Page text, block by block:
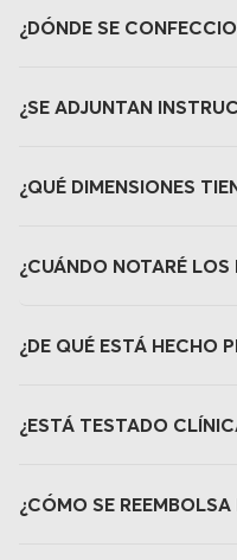
¿DÓNDE SE
¿SE ADJUNTAN
¿QUÉ DIMENSIONES
¿CUÁNDO NOTARÉ LOS
¿DE QUÉ ESTÁ HECHO
¿ESTÁ TESTADO
¿CÓMO SE REEMBOLSA